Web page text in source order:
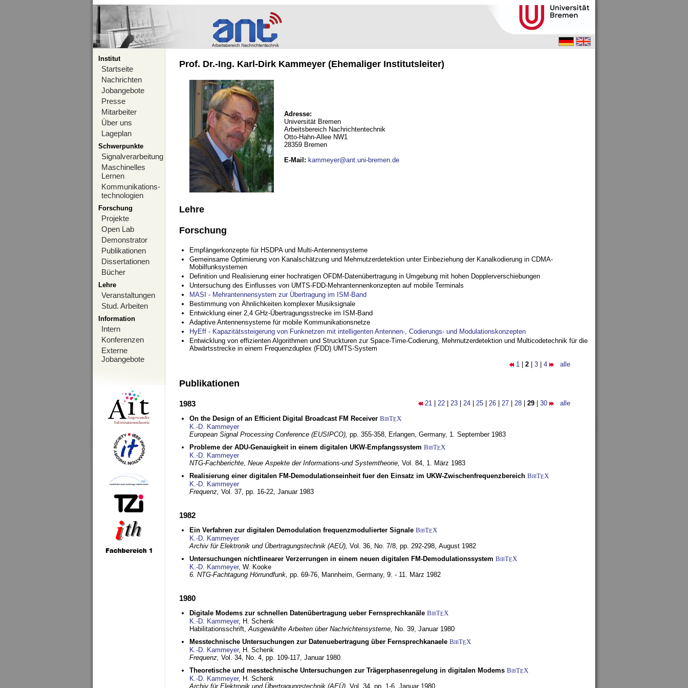
Institut
Startseite
Nachrichten
Jobangebote
Presse
Mitarbeiter
Über uns
Lageplan
Schwerpunkte
Signalverarbeitung
Maschinelles
Lernen
Kommunikations-
technologien
Forschung
Projekte
Open Lab
Demonstrator
Publikationen
Dissertationen
Bücher
Lehre
Veranstaltungen
Stud. Arbeiten
Information
Intern
Konferenzen
Externe
Jobangebote
Prof. Dr.-Ing. Karl-Dirk Kammeyer (Ehemaliger Institutsleiter)
Adresse:
Universität Bremen
Arbeitsbereich Nachrichtentechnik
Otto-Hahn-Allee NW1
28359 Bremen
E-Mail : kammeyer@ant.uni-bremen.de
Lehre
Forschung
Empfängerkonzepte für HSDPA und Multi-Antennensysteme
Gemeinsame Optimierung von Kanalschätzung und Mehrnutzerdetektion unter Einbeziehung der Kanalkodierung in CDMA-
Mobilfunksystemen
Definition und Realisierung einer hochratigen OFDM-Datenübertragung in Umgebung mit hohen Dopplerverschiebungen
Untersuchung des Einflusses von UMTS-FDD-Mehrantennenkonzepten auf mobile Terminals
MASI - Mehrantennensystem zur Übertragung im ISM-Band
Bestimmung von Ähnlichkeiten komplexer Musiksignale
Entwicklung einer 2,4 GHz-Übertragungsstrecke im ISM-Band
Adaptive Antennensysteme für mobile Kommunikationsnetze
HyEff - Kapazitätssteigerung von Funknetzen mit intelligenten Antennen-, Codierungs- und Modulationskonzepten
Entwicklung von effizienten Algorithmen und Struckturen zur Space-Time-Codierung, Mehrnutzerdetektion und Multicodetechnik für die
Abwärtsstrecke in einem Frequenzduplex (FDD) UMTS-System
1 2 3 4 alle
Publikationen
21 22 23 24 25 26 27 28 29 30 alle
1983
On the Design of an Efficient Digital Broadcast FM Receiver BibTEX
K.-D. Kammeyer
European Signal Processing Conference (EUSIPCO), pp. 355-358, Erlangen, Germany, 1. September 1983
Probleme der ADU-Genauigkeit in einem digitalen UKW-Empfangssystem BibTEX
K.-D. Kammeyer
NTG-Fachberichte, Neue Aspekte der Informations-und Systemtheorie, Vol. 84, 1. März 1983
Realisierung einer digitalen FM-Demodulationseinheit fuer den Einsatz im UKW-Zwischenfrequenzbereich BibTEX
K.-D. Kammeyer
Frequenz, Vol. 37, pp. 16-22, Januar 1983
1982
Ein Verfahren zur digitalen Demodulation frequenzmodulierter Signale BibTEX
K.-D. Kammeyer
Archiv für Elektronik und Übertragungstechnik (AEÜ), Vol. 36, No. 7/8, pp. 292-298, August 1982
Untersuchungen nichtlinearer Verzerrungen in einem neuen digitalen FM-Demodulationssystem BibTEX
K.-D. Kammeyer, W. Kooke
6. NTG-Fachtagung Hörrundfunk, pp. 69-76, Mannheim, Germany, 9. - 11. März 1982
1980
Digitale Modems zur schnellen Datenübertragung ueber Fernsprechkanäle BibTEX
K.-D. Kammeyer, H. Schenk
Habilitationsschrift,Ausgewählte Arbeiten über Nachrichtensysteme, No. 39, Januar 1980
Messtechnische Untersuchungen zur Datenuebertragung über Fernsprechkanaele BibTEX
K.-D. Kammeyer, H. Schenk
Frequenz, Vol. 34, No. 4, pp. 109-117, Januar 1980
Theoretische und messtechnische Untersuchungen zur Trägerphasenregelung in digitalen Modems BibTEX
K.-D. Kammeyer, H. Schenk
Archiv für Elektronik und Übertragungstechnik (AEÜ), Vol. 34, pp. 1-6, Januar 1980